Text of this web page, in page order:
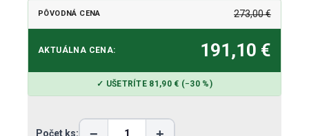
PÔVODNÁ CENA 273,00 €
AKTUÁLNA CENA: 191,10 €
✓ UŠETRÍTE 81,90 € (−30 %)
Počet ks: